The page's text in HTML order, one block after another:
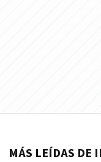
MÁS LEÍDAS DE